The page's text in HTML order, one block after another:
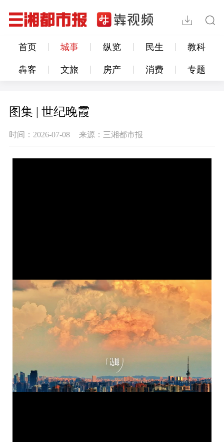
首页 城事 纵览 民生 教科
犇客 文旅 房产 消费 专题
图集 | 世纪晚霞
时间：2026-07-08 来源：三湘都市报